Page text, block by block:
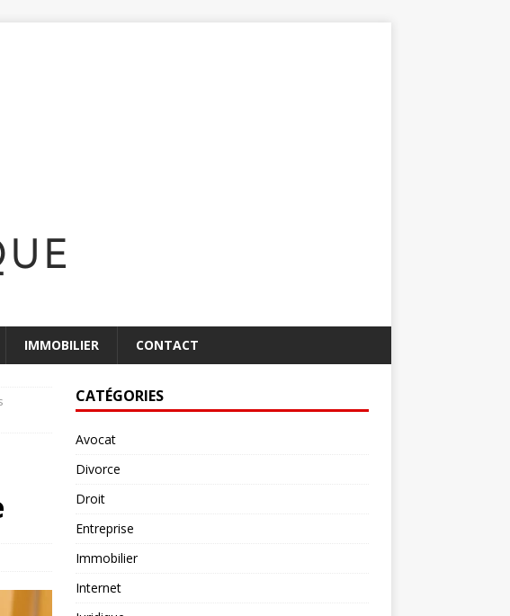
IMMOBILIER CONTACT
CATÉGORIES
Avocat
Divorce
Droit
Entreprise
Immobilier
Internet